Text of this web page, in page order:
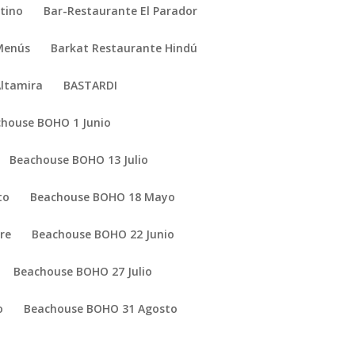
Bar-Restaurante El Parador
Barkat Restaurante Hindú
BASTARDI
BOHO 1 Junio
Beachouse BOHO 13 Julio
Beachouse BOHO 18 Mayo
Beachouse BOHO 22 Junio
Beachouse BOHO 27 Julio
Beachouse BOHO 31 Agosto